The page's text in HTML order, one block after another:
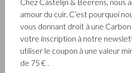
L’entreprise Castelijn & Beerens,
entreprise familiale renommée qui
maroquinerie de luxe depuis 1945.
l’époque par le maître piqueur,
de cuir, Marinus Beerens, qui
amour du cuir. C’est pourquoi
vous donnant droit à une
votre inscription à notre
utiliser le coupon à une valeur
de 75 € .